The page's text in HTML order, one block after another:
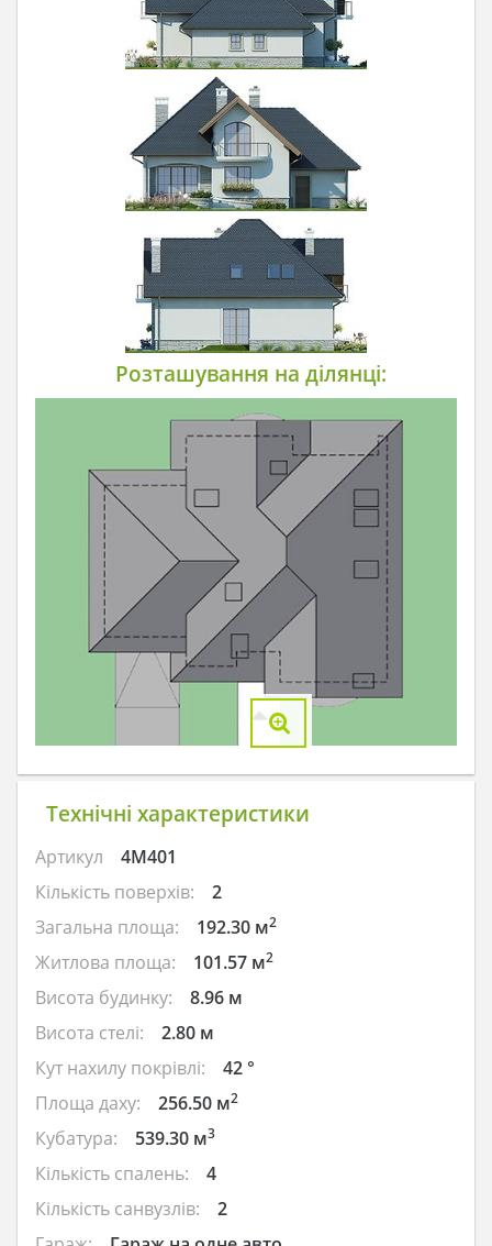
Розташування на ділянці:
Технічні характеристики
Артикул
4M401
Кількість поверхів:
2
Загальна площа:
192.30 м2
Житлова площа: 101.57 м2
Висота будинку:
8.96 м
Висота стелі:
2.80 м
Кут нахилу покрівлі:
42 °
Площа даху:
256.50 м2
Кубатура: 539.30 м3
Кількість спалень:
4
Кількість санвузлів:
2